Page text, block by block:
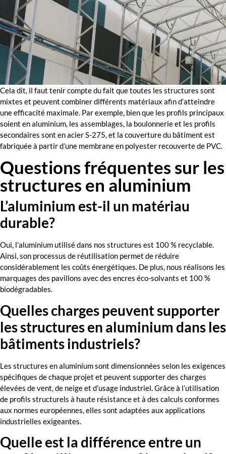
Cela dit, il faut tenir compte du fait que toutes les structures sont
mixtes et peuvent combiner différents matériaux afin d’atteindre
une efficacité maximale. Par exemple, bien que les profils principaux
soient en aluminium, les assemblages, la boulonnerie et les profils
secondaires sont en acier S-275, et la couverture du bâtiment est
fabriquée à partir d’une membrane en polyester recouverte de PVC.
Questions fréquentes sur les
structures en aluminium
L’aluminium est-il un matériau
durable?
Oui, l’aluminium utilisé dans nos structures est 100 % recyclable.
Ainsi, son processus de réutilisation permet de réduire
considérablement les coûts énergétiques. De plus, nous réalisons les
marquages des pavillons avec des encres éco-solvants et 100 %
biodégradables.
Quelles charges peuvent supporter
les structures en aluminium dans les
bâtiments industriels?
Les structures en aluminium sont dimensionnées selon les exigences
spécifiques de chaque projet et peuvent supporter des charges
élevées de vent, de neige et d’usage industriel. Grâce à l’utilisation
de profils structurels à haute résistance et à des calculs conformes
aux normes européennes, elles sont adaptées aux applications
industrielles exigeantes.
Quelle est la différence entre un